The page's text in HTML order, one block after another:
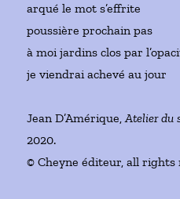
arqué le mot s’effrite
poussière prochain pas
à moi jardins clos par
je viendrai achevé au jour
Jean D’Amérique,Atelier du
2020.
© Cheyne éditeur, all rights